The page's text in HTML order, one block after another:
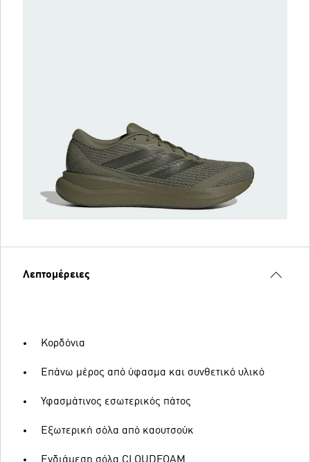
Λεπτομέρειες
Κορδόνια
Επάνω μέρος από ύφασμα και συνθετικό υλικό
Υφασμάτινος εσωτερικός πάτος
Εξωτερική σόλα από καουτσούκ